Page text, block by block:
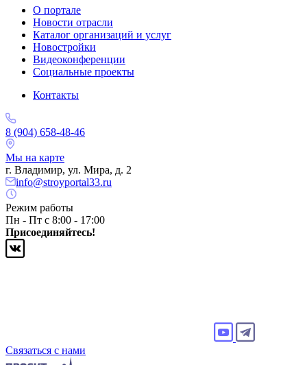
О портале
Новости отрасли
Каталог организаций и услуг
Новостройки
Видеоконференции
Социальные проекты
Контакты
8 (904) 658-48-46
Мы на карте
г. Владимир, ул. Мира, д. 2
info@stroyportal33.ru
Режим работы
Пн - Пт с 8:00 - 17:00
Присоединяйтесь!
Связаться с нами